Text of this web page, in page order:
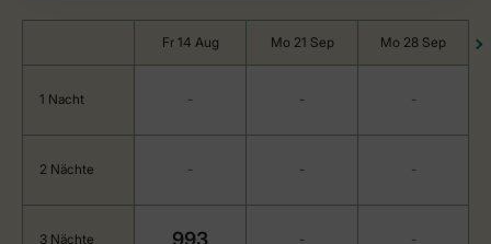
Fr 14 Aug Mo 21 Sep Mo 28 Sep
1 Nacht - - -
2 Nächte - - -
3 Nächte 993 - -